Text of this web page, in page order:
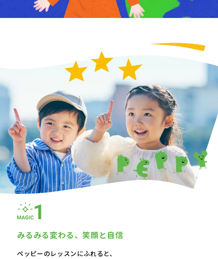
みるみる変わる、笑顔と自信
ペッピーのレッスンにふれると、